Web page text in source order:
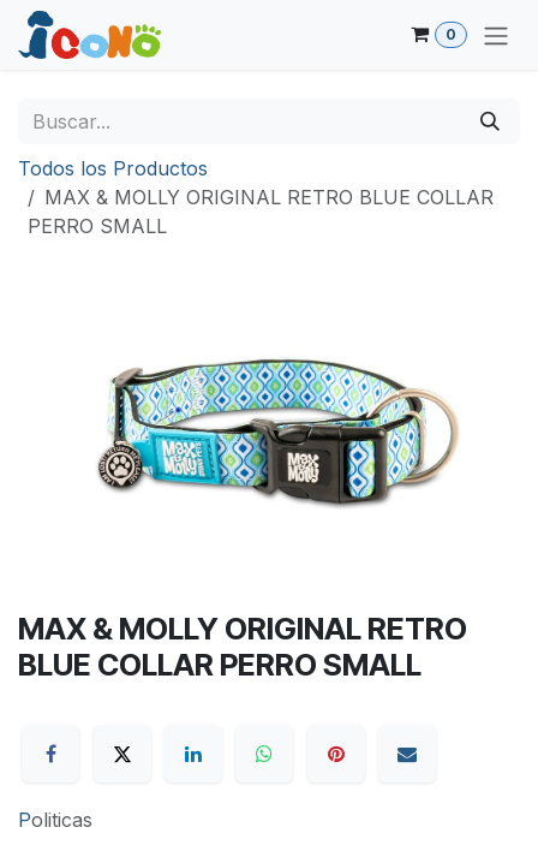
Ir al contenido
0
Todos los Productos
MAX & MOLLY ORIGINAL RETRO BLUE COLLAR
PERRO SMALL
MAX & MOLLY ORIGINAL RETRO
BLUE COLLAR PERRO SMALL
Politicas